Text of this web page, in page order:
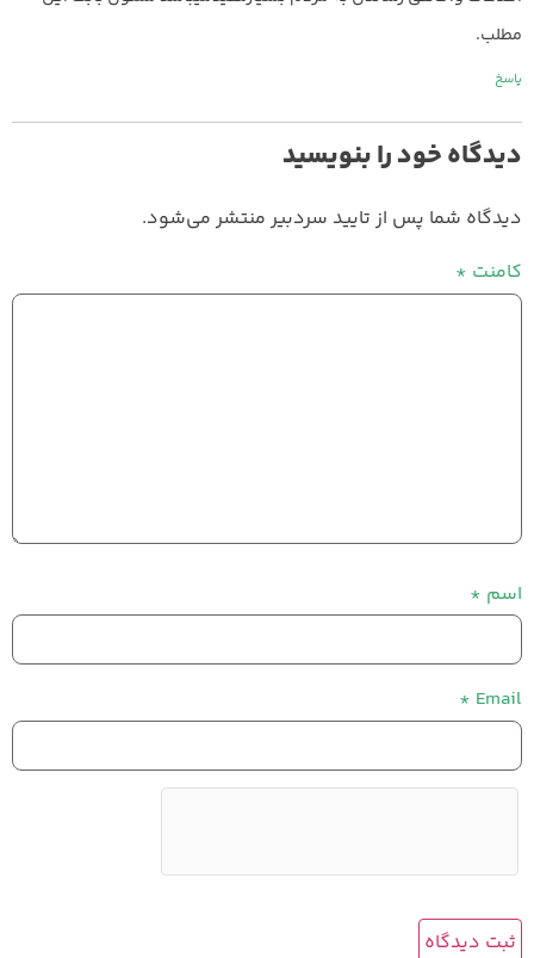
مطلب.
پاسخ
دیدگاه خود را بنویسید
دیدگاه شما پس از تایید سردبیر منتشر می‌شود.
کامنت *
اسم *
Email
*